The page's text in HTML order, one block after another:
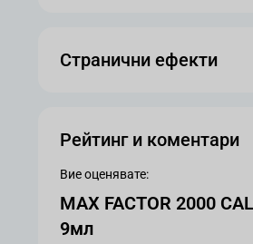
Странични ефекти
Рейтинг и коментари
Вие оценявате:
MAX FACTOR 2000
9мл